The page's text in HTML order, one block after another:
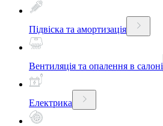
Підвіска та амортизація
Вентиляція та опалення в салоні
Електрика